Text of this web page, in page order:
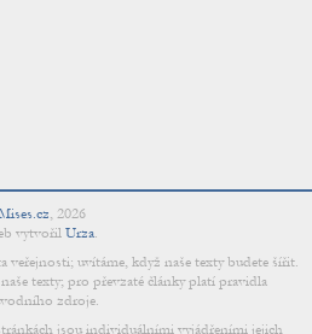
, 2026
vytvořil Urza.
veřejnosti; uvítáme, když naše texty budete šířit.
texty; pro převzaté články platí pravidla
zdroje.
jsou individuálními vyjádřeními jejich